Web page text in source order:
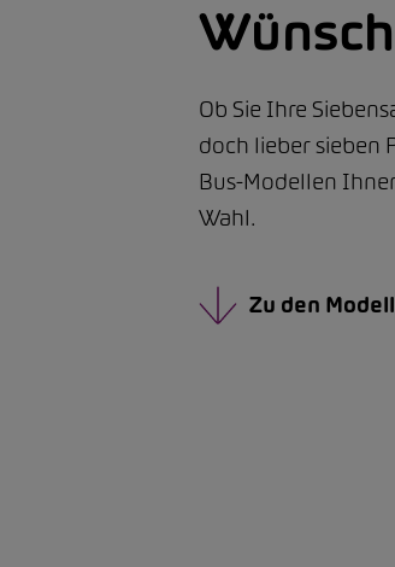
Ob Sie Ihre
doch lieber sieben
Bus-Modellen
Wahl.
Zu den